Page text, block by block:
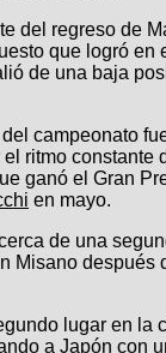
del regreso de
que logró en
de una baja
campeonato
ritmo constante
ganó el Gran
en mayo.
de una
Misano después
lugar en la
a Japón con